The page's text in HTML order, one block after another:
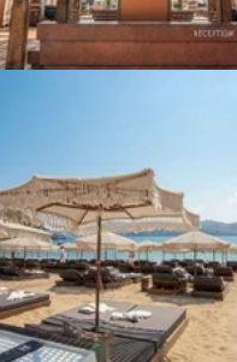
PRO ZVĚTŠENÍ KLIKNI